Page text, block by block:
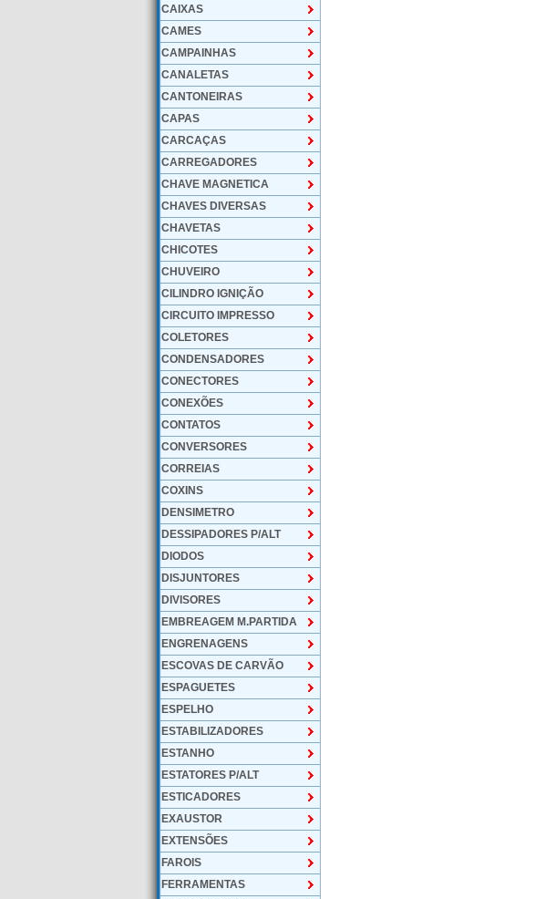
CAIXAS
CAMES
CAMPAINHAS
CANALETAS
CANTONEIRAS
CAPAS
CARCAÇAS
CARREGADORES
CHAVE MAGNETICA
CHAVES DIVERSAS
CHAVETAS
CHICOTES
CHUVEIRO
CILINDRO IGNIÇÃO
CIRCUITO IMPRESSO
COLETORES
CONDENSADORES
CONECTORES
CONEXÕES
CONTATOS
CONVERSORES
CORREIAS
COXINS
DENSIMETRO
DESSIPADORES P/ALT
DIODOS
DISJUNTORES
DIVISORES
EMBREAGEM M.PARTIDA
ENGRENAGENS
ESCOVAS DE CARVÃO
ESPAGUETES
ESPELHO
ESTABILIZADORES
ESTANHO
ESTATORES P/ALT
ESTICADORES
EXAUSTOR
EXTENSÕES
FAROIS
FERRAMENTAS